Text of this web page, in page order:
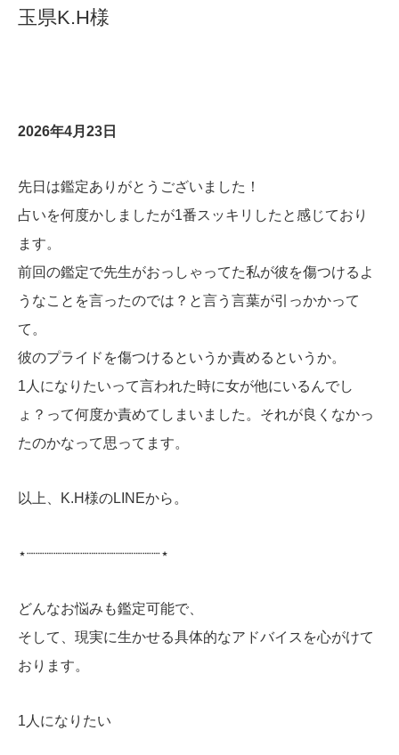
玉県K.H様
2026年4月23日
先日は鑑定ありがとうございました！
占いを何度かしましたが1番スッキリしたと感じており
ます。
前回の鑑定で先生がおっしゃってた私が彼を傷つけるよ
うなことを言ったのでは？と言う言葉が引っかかって
て。
彼のプライドを傷つけるというか責めるというか。
1人になりたいって言われた時に女が他にいるんでし
ょ？って何度か責めてしまいました。それが良くなかっ
たのかなって思ってます。
以上、K.H様のLINEから。
⋆┈┈┈┈┈┈┈┈┈┈┈┈┈┈┈⋆
どんなお悩みも鑑定可能で、
そして、現実に生かせる具体的なアドバイスを心がけて
おります。
1人になりたい